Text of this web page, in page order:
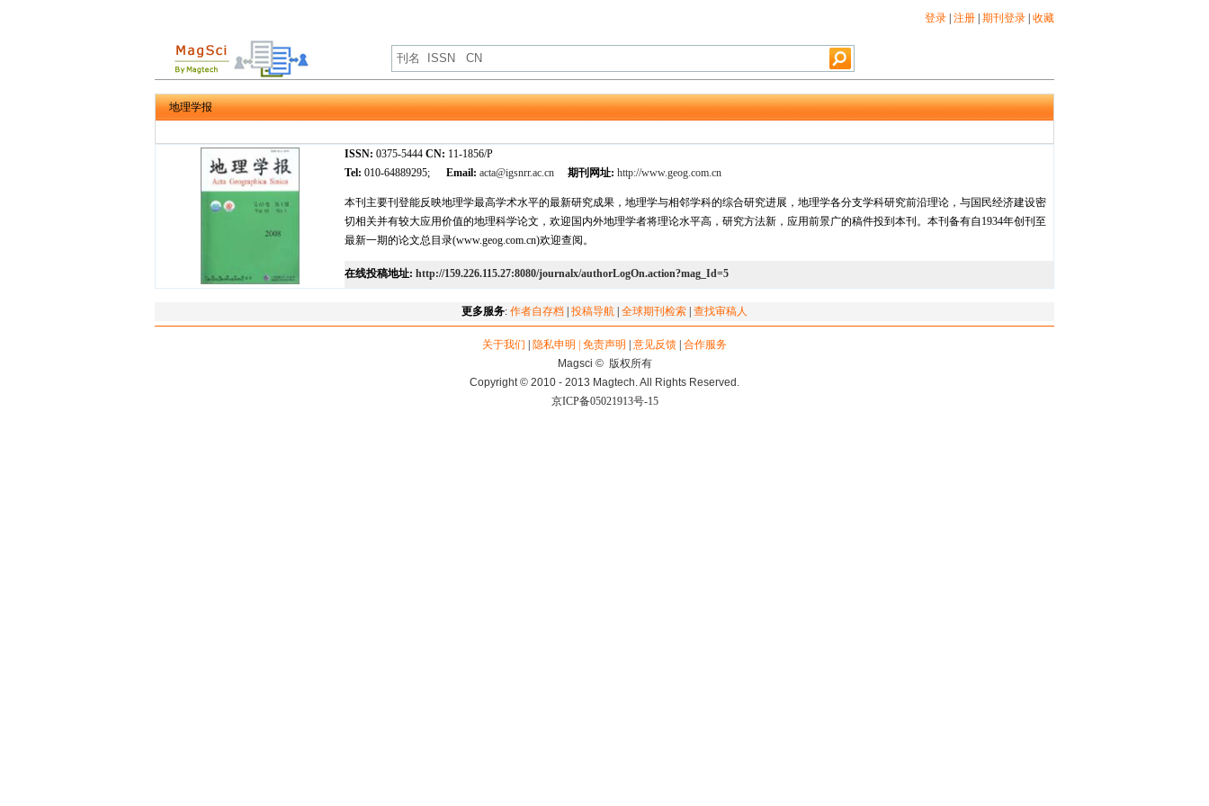
登录 注册 期刊登录 收藏
地理学报
ISSN: 0375-5444 CN: 11-1856/P
Tel: 010-64889295; Email: acta@igsnrr.ac.cn 期刊网址: http://www.geog.com.cn
本刊主要刊登能反映地理学最高学术水平的最新研究成果，地理学与相邻学科的综合研究进展，地理学各分支学科研究前沿理论，与国民经济建设密
切相关并有较大应用价值的地理科学论文，欢迎国内外地理学者将理论水平高，研究方法新，应用前景广的稿件投到本刊。本刊备有自1934年创刊至
最新一期的论文总目录(www.geog.com.cn)欢迎查阅。
在线投稿地址: http://159.226.115.27:8080/journalx/authorLogOn.action?mag_Id=5
更多服务: 作者自存档 投稿导航 全球期刊检索 查找审稿人
关于我们 隐私申明 | 免责声明 意见反馈 合作服务
Magsci © 版权所有
Copyright © 2010 - 2013 Magtech. All Rights Reserved.
京ICP备05021913号-15